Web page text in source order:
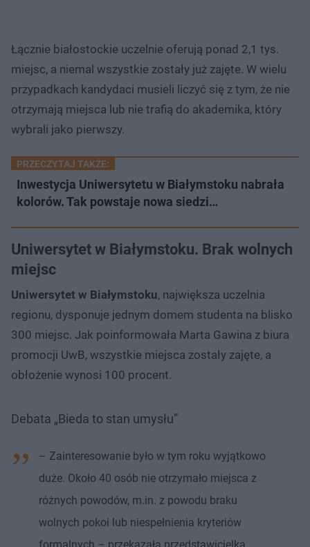
Łącznie białostockie uczelnie oferują ponad 2,1 tys.
miejsc, a niemal wszystkie zostały już zajęte. W wielu
przypadkach kandydaci musieli liczyć się z tym, że nie
otrzymają miejsca lub nie trafią do akademika, który
wybrali jako pierwszy.
PRZECZYTAJ TAKŻE:
Inwestycja Uniwersytetu w Białymstoku nabrała
kolorów. Tak powstaje nowa siedzi…
Uniwersytet w Białymstoku. Brak wolnych
miejsc
Uniwersytet w Białymstoku, największa uczelnia
regionu, dysponuje jednym domem studenta na blisko
300 miejsc. Jak poinformowała Marta Gawina z biura
promocji UwB, wszystkie miejsca zostały zajęte, a
obłożenie wynosi 100 procent.
Debata „Bieda to stan umysłu”
– Zainteresowanie było w tym roku wyjątkowo
duże. Około 40 osób nie otrzymało miejsca z
różnych powodów, m.in. z powodu braku
wolnych pokoi lub niespełnienia kryteriów
formalnych – przekazała przedstawicielka